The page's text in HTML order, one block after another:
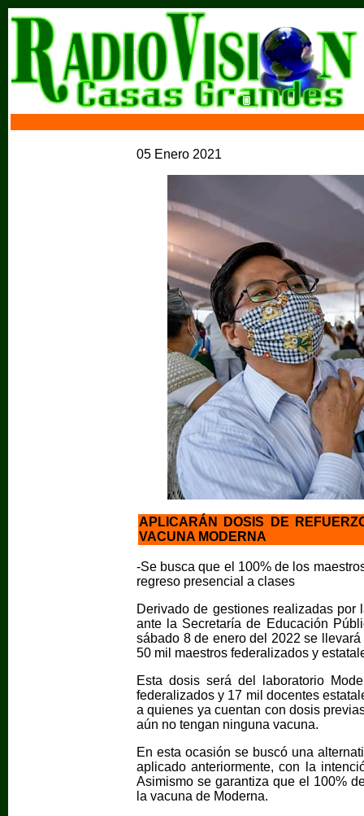
05 Enero 2021
APLICARÁN DOSIS DE
VACUNA MODERNA
-Se busca que el 100% de los
regreso presencial a clases
Derivado de gestiones realizadas
ante la Secretaría de Educación
sábado 8 de enero del 2022 se
50 mil maestros federalizados y
Esta dosis será del laboratorio
federalizados y 17 mil docentes
a quienes ya cuentan con dosis
aún no tengan ninguna vacuna.
En esta ocasión se buscó una
aplicado anteriormente, con la
Asimismo se garantiza que el 100%
la vacuna de Moderna.